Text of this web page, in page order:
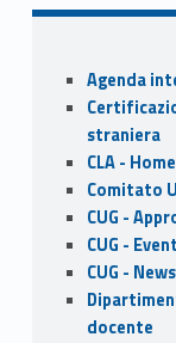
b
o
o
k
d
o
n
Sidebar
Agenda
straniera
CLA -
Comitato
CUG -
CUG -
CUG - News
docente